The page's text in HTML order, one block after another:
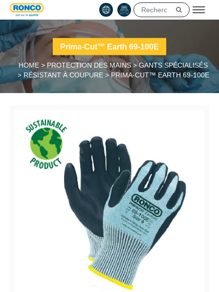
Prima-Cut™ Earth 69-100E
HOME > PROTECTION DES MAINS>GANTS SPÉCIALISÉS
>RÉSISTANT À COUPURE>PRIMA-CUT™ EARTH 69-100E